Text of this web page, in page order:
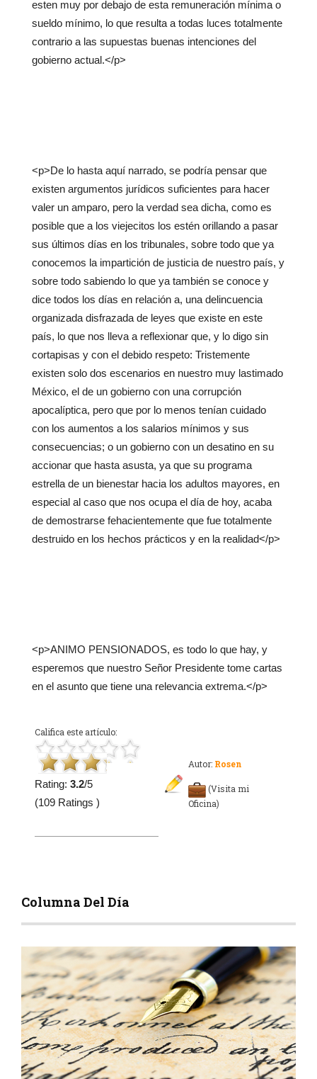
esten muy por debajo de esta remuneración mínima o
sueldo mínimo, lo que resulta a todas luces totalmente
contrario a las supuestas buenas intenciones del
gobierno actual.</p>
<p>De lo hasta aquí narrado, se podría pensar que
existen argumentos jurídicos suficientes para hacer
valer un amparo, pero la verdad sea dicha, como es
posible que a los viejecitos los estén orillando a pasar
sus últimos días en los tribunales, sobre todo que ya
conocemos la impartición de justicia de nuestro país, y
sobre todo sabiendo lo que ya también se conoce y
dice todos los días en relación a, una delincuencia
organizada disfrazada de leyes que existe en este
país, lo que nos lleva a reflexionar que, y lo digo sin
cortapisas y con el debido respeto: Tristemente
existen solo dos escenarios en nuestro muy lastimado
México, el de un gobierno con una corrupción
apocalíptica, pero que por lo menos tenían cuidado
con los aumentos a los salarios mínimos y sus
consecuencias; o un gobierno con un desatino en su
accionar que hasta asusta, ya que su programa
estrella de un bienestar hacia los adultos mayores, en
especial al caso que nos ocupa el día de hoy, acaba
de demostrarse fehacientemente que fue totalmente
destruido en los hechos prácticos y en la realidad</p>
<p>ANIMO PENSIONADOS, es todo lo que hay, y
esperemos que nuestro Señor Presidente tome cartas
en el asunto que tiene una relevancia extrema.</p>
Califica este artículo:
Rating: 3.2/5
(109 Ratings )
Autor: Rosen
(Visita mi
Oficina)
Columna Del Día